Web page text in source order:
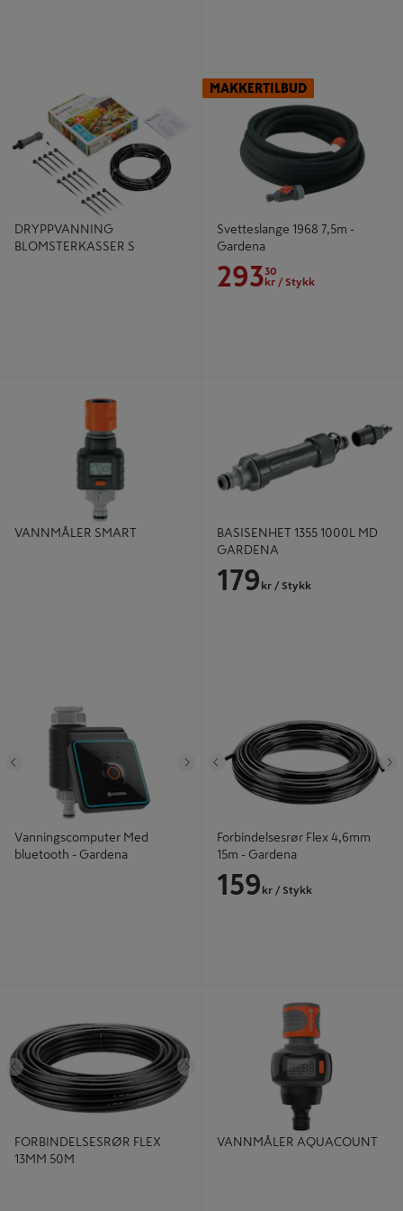
BLOMSTERKASSER S
DRYPPVANNING
BLOMSTERKASSER S
Svetteslange 1968 7,5m - Gardena
Svetteslange 1968 7,5m -
Gardena
29330
kr / Stykk
MAKKERTILBUD
VANNMÅLER SMART
BASISENHET 1355 1000L MD
GARDENA
179 kr / Stykk
Tidligere Neste
Vanningscomputer Med
bluetooth - Gardena
Tidligere
Forbindelsesrør Flex 4,6mm
15m - Gardena
159 kr / Stykk
Tidligere
FORBINDELSESRØR FLEX
13MM 50M
VANNMÅLER AQUACOUNT